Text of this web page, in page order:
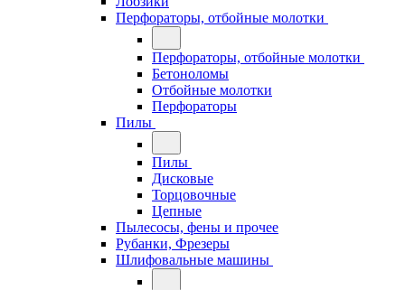
Перфораторы, отбойные молотки
Перфораторы, отбойные молотки
Бетоноломы
Отбойные молотки
Перфораторы
Пилы
Пилы
Дисковые
Торцовочные
Цепные
Пылесосы, фены и прочее
Рубанки, Фрезеры
Шлифовальные машины